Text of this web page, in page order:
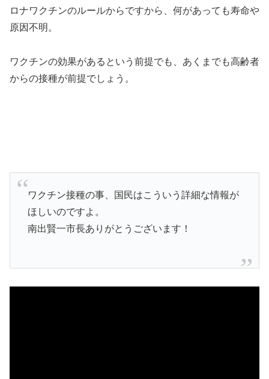
ロナワクチンのルールからですから、何があっても寿命や
原因不明。
ワクチンの効果があるという前提でも、あくまでも高齢者
からの接種が前提でしょう。
ワクチン接種の事、国民はこういう詳細な情報が
ほしいのですよ。
南出賢一市長ありがとうございます！